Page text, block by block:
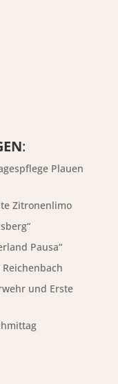
:
Plauen
Zitronenlimo
Pausa“
und Erste